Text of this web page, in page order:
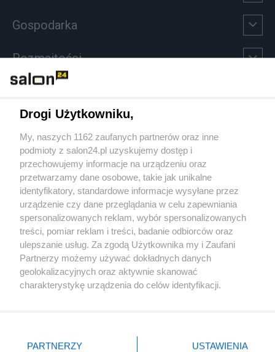
Gospodarka
Rozmaitości
Sport
Społeczeństwo
Kultura
X Facebook Instagram Youtube
Drogi Użytkowniku,
My, naszych 1162 zaufanych partnerów oraz inne
podmioty z salon24.pl uzyskujemy dostęp i
przechowujemy informacje na urządzeniu oraz
przetwarzamy dane osobowe, takie jak unikalne
identyfikatory, standardowe informacje wysyłane przez
urządzenie czy dane przeglądania w celu zapewniania
spersonalizowanych reklam, wybór spersonalizowanych
treści, pomiar reklam i treści, badanie odbiorców oraz
ulepszanie usług. Za zgodą Użytkownika my i Zaufani
Partnerzy możemy używać dokładnych danych
geolokalizacyjnych oraz aktywnie skanować
charakterystykę urządzenia do celów identyfikacji.
zmienić/wycofać klikając przycisk ustawień prywatności
PARTNERZY USTAWIENIA